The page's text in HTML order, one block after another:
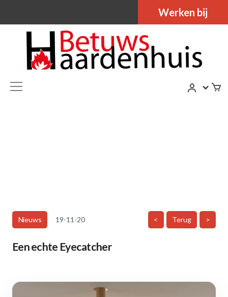
Werken bij
Nieuws 19-11-20 < Terug >
Een echte Eyecatcher